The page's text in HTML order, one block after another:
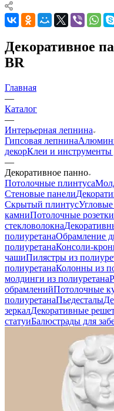
Декоративное
BR
Главная
—
Каталог
—
Интерьерная лепнина
Гипсовая лепнина
декорКлеи и инструменты
—
Декоративное панно
Потолочные плинтуса
Стеновые панели
Скрытый плинтус
камниПотолочные
стекловолокна
полиуретанаОбрамление
полиуретанаКонсоли-
чашиПилястры из
полиуретанаКолонны из
молдинги из полиуретана
обрамленийПотолочные
полиуретанаПьедесталы
зеркалДекоративные
статуиБалюстрады для